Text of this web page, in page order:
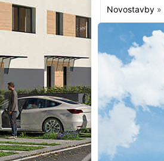
Novostavby »